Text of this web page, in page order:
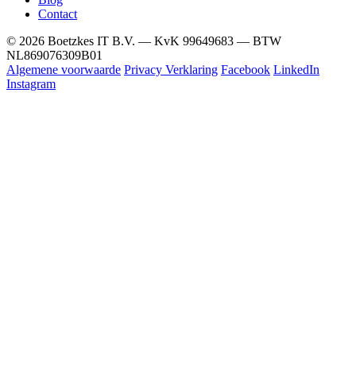
Contact
© 2026 Boetzkes IT B.V. — KvK 99649683 — BTW
NL869076309B01
Algemene voorwaarde Privacy Verklaring Facebook LinkedIn
Instagram